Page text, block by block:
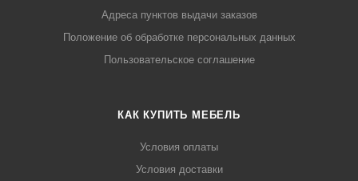
Адреса пунктов выдачи заказов
Положение об обработке персональных данных
Пользовательское соглашение
КАК КУПИТЬ МЕБЕЛЬ
Условия оплаты
Условия доставки